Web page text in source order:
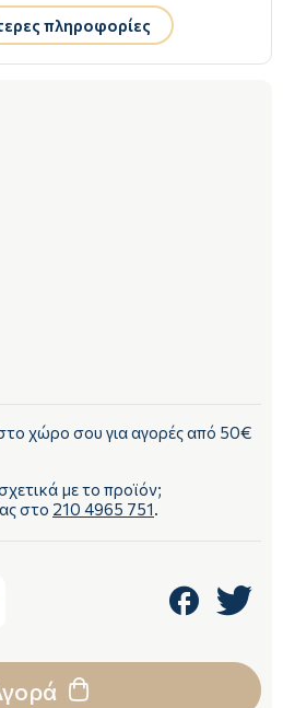
πληροφορίες
χώρο σου για αγορές από 50€
με το προϊόν;
στο 210 4965 751.